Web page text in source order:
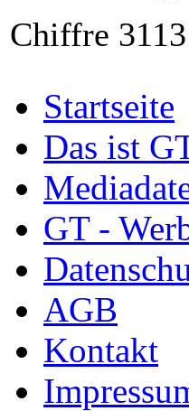
Chiffre
Startseite
Das ist
GT -
AGB
Kontakt